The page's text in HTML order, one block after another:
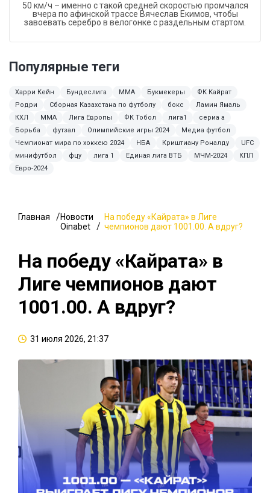
50 км/ч – именно с такой средней скоростью промчался
вчера по афинской трассе Вячеслав Екимов, чтобы
завоевать серебро в велогонке с раздельным стартом.
Популярные теги
Харри Кейн Бундеслига ММА Букмекеры
ФК Кайрат
Родри
Сборная Казахстана по футболу бокс
Ламин Ямаль
КХЛ
MMA Лига Европы ФК Тобол лига1
сериа а
Борьба
футзал Олимпийские игры 2024
Медиа футбол
Чемпионат мира по хоккею 2024
НБА Криштиану Роналду
UFC
минифутбол
фцу лига 1 Единая лига ВТБ МЧМ-2024
КПЛ
Евро-2024
Главная
Новости
Oinabet
На победу «Кайрата» в Лиге
чемпионов дают 1001.00. А вдруг?
На победу «Кайрата» в
Лиге чемпионов дают
1001.00. А вдруг?
31 июля 2026, 21:37